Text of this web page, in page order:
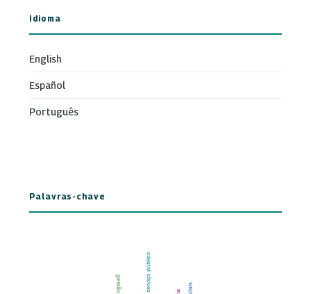
Idioma
English
Español
Português
Palavras-chave